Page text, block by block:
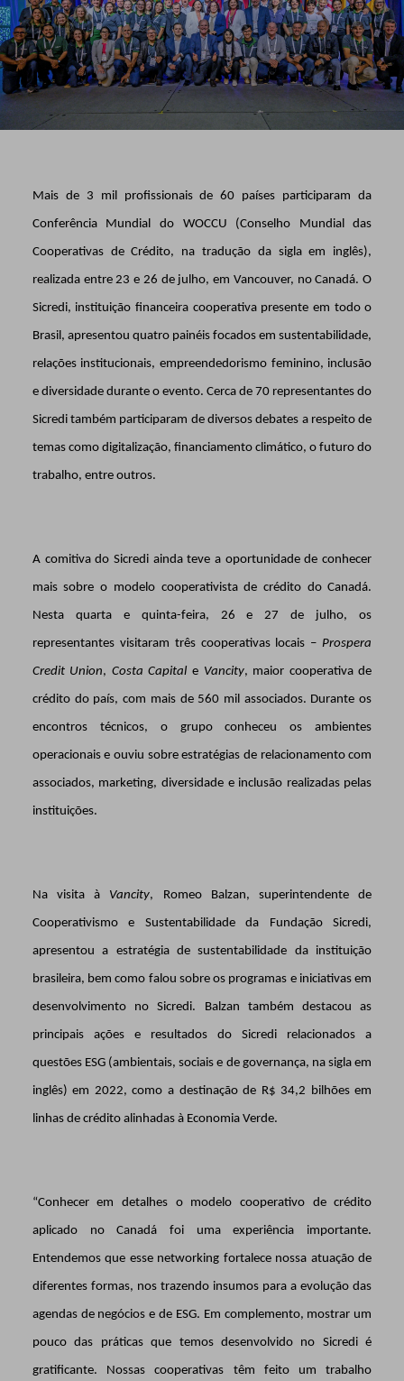
Mais de 3 mil profissionais de 60 países participaram da
Conferência Mundial do WOCCU (Conselho Mundial das
Cooperativas de Crédito, na tradução da sigla em inglês),
realizada entre 23 e 26 de julho, em Vancouver, no Canadá. O
Sicredi, instituição financeira cooperativa presente em todo o
Brasil, apresentou quatro painéis focados em sustentabilidade,
relações institucionais, empreendedorismo feminino, inclusão
e diversidade durante o evento. Cerca de 70 representantes do
Sicredi também participaram de diversos debates a respeito de
temas como digitalização, financiamento climático, o futuro do
trabalho, entre outros.
A comitiva do Sicredi ainda teve a oportunidade de conhecer
mais sobre o modelo cooperativista de crédito do Canadá.
Nesta quarta e quinta-feira, 26 e 27 de julho, os
representantes visitaram três cooperativas locais –Prospera
Credit Union, Costa Capital e Vancity, maior cooperativa de
crédito do país, com mais de 560 mil associados. Durante os
encontros técnicos, o grupo conheceu os ambientes
operacionais e ouviu sobre estratégias de relacionamento com
associados, marketing, diversidade e inclusão realizadas pelas
instituições.
Na visita à Vancity, Romeo Balzan, superintendente de
Cooperativismo e Sustentabilidade da Fundação Sicredi,
apresentou a estratégia de sustentabilidade da instituição
brasileira, bem como falou sobre os programas e iniciativas em
desenvolvimento no Sicredi. Balzan também destacou as
principais ações e resultados do Sicredi relacionados a
questões ESG (ambientais, sociais e de governança, na sigla em
inglês) em 2022, como a destinação de R$ 34,2 bilhões em
linhas de crédito alinhadas à Economia Verde.
“Conhecer em detalhes o modelo cooperativo de crédito
aplicado no Canadá foi uma experiência importante.
Entendemos que esse networking fortalece nossa atuação de
diferentes formas, nos trazendo insumos para a evolução das
agendas de negócios e de ESG. Em complemento, mostrar um
pouco das práticas que temos desenvolvido no Sicredi é
gratificante. Nossas cooperativas têm feito um trabalho